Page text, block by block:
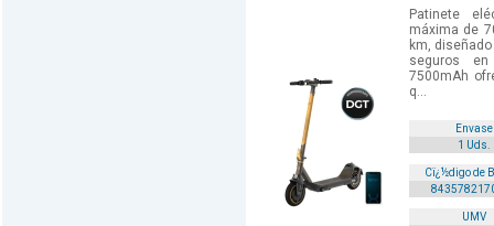
Patinete
máxima de
km,
seguros
7500mAh
q...
Envase
1 Uds.
Cï¿½digo de
UMV